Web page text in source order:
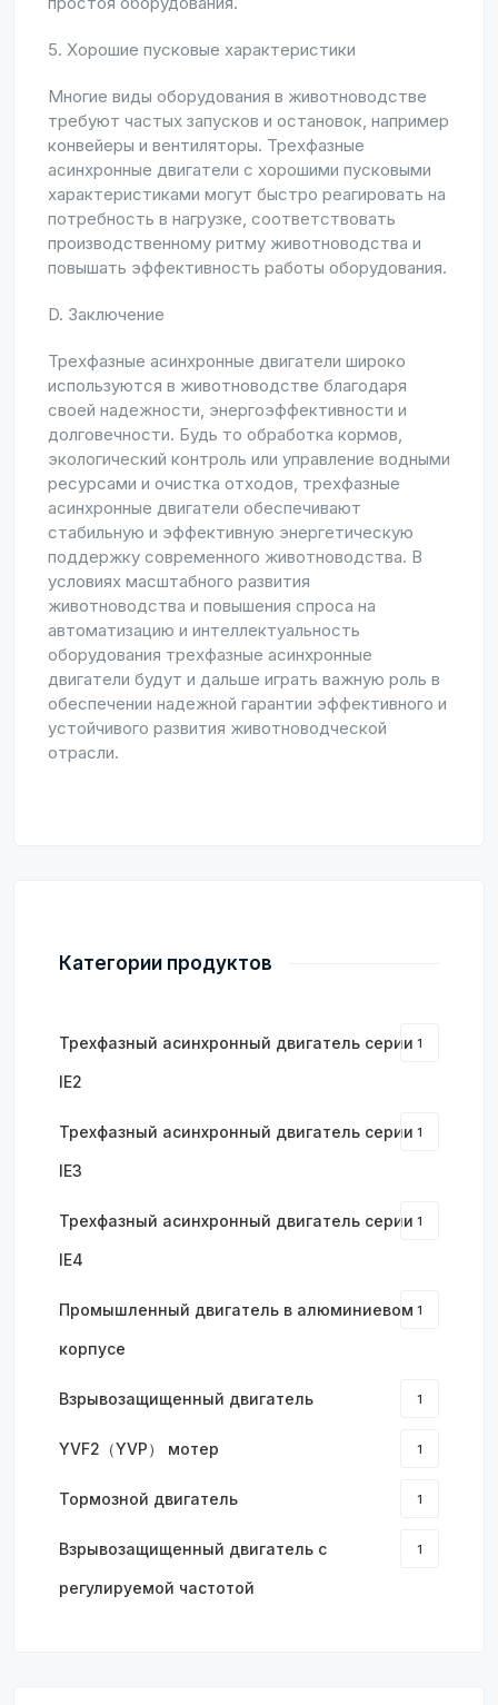
5. Хорошие пусковые характеристики
Многие виды оборудования в животноводстве
требуют частых запусков и остановок, например
конвейеры и вентиляторы. Трехфазные
асинхронные двигатели с хорошими пусковыми
характеристиками могут быстро реагировать на
потребность в нагрузке, соответствовать
производственному ритму животноводства и
повышать эффективность работы оборудования.
D. Заключение
Трехфазные асинхронные двигатели широко
используются в животноводстве благодаря
своей надежности, энергоэффективности и
долговечности. Будь то обработка кормов,
экологический контроль или управление водными
ресурсами и очистка отходов, трехфазные
асинхронные двигатели обеспечивают
стабильную и эффективную энергетическую
поддержку современного животноводства. В
условиях масштабного развития
животноводства и повышения спроса на
автоматизацию и интеллектуальность
оборудования трехфазные асинхронные
двигатели будут и дальше играть важную роль в
обеспечении надежной гарантии эффективного и
устойчивого развития животноводческой
отрасли.
Категории продуктов
Трехфазный асинхронный двигатель серии
IE2
1
Трехфазный асинхронный двигатель серии
IE3
1
Трехфазный асинхронный двигатель серии
IE4
1
Промышленный двигатель в алюминиевом
корпусе
1
Взрывозащищенный двигатель 1
YVF2（YVP） мотер 1
Тормозной двигатель 1
Взрывозащищенный двигатель с
регулируемой частотой
1